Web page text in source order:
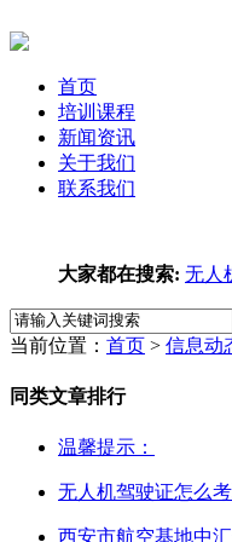
首页
培训课程
新闻资讯
关于我们
联系我们
大家都在搜索: 无人
当前位置： 首页 > 信息动
同类文章排行
温馨提示：
无人机驾驶证怎么
西安市航空基地中